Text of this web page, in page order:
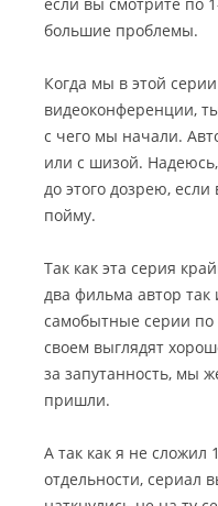
большие проблемы.
Когда мы в этой
видеоконференции,
с чего мы начали.
или с шизой.
до этого дозрею, если
пойму.
Так как эта серия
два фильма автор так
самобытные серии по
своем выглядят
за запутанность, мы
пришли.
А так как я не сложил
отдельности, сериал